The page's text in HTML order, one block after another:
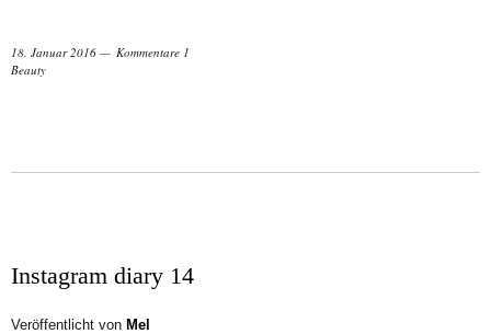
18. Januar 2016
Kommentare 1
Beauty
Instagram diary 14
Veröffentlicht von Mel